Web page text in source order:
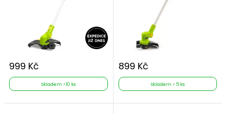
999 Kč
Skladem >10 ks
899 Kč
Skladem > 5 ks